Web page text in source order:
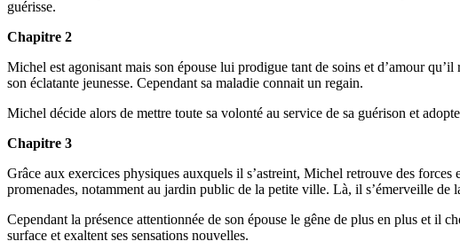
guérisse.
Chapitre 2
Michel est agonisant mais son épouse lui prodigue tant de soins et d’amour
son éclatante jeunesse. Cependant sa maladie connait un regain.
Michel décide alors de mettre toute sa volonté au service de sa guérison et
Chapitre 3
Grâce aux exercices physiques auxquels il s’astreint, Michel retrouve des
promenades, notamment au jardin public de la petite ville. Là, il s’émerveille de
Cependant la présence attentionnée de son épouse le gêne de plus en plus et il
surface et exaltent ses sensations nouvelles.